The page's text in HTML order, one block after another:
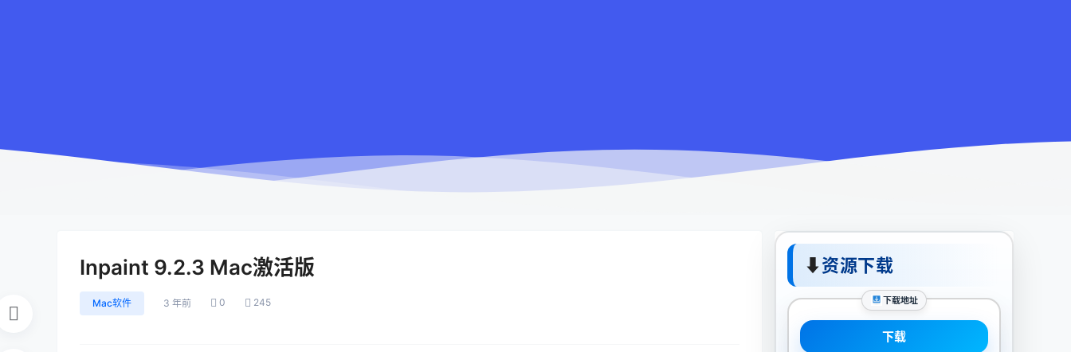
Inpaint 9.2.3 Mac激活版
Mac软件 3 年前 0 245
⬇资源下载
下载地址
下载